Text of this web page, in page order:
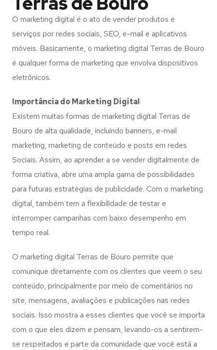
O marketing digital é o ato de vender produtos e
serviços por redes sociais, SEO, e-mail e aplicativos
móveis. Basicamente, o marketing digital Terras de Bouro
é qualquer forma de marketing que envolva dispositivos
eletrônicos.
Importância do Marketing Digital
Existem muitas formas de marketing digital Terras de
Bouro de alta qualidade, incluindo banners, e-mail
marketing, marketing de conteúdo e posts em redes
Sociais. Assim, ao aprender a se vender digitalmente de
forma criativa, abre uma ampla gama de possibilidades
para futuras estratégias de publicidade. Com o marketing
digital, também tem a flexibilidade de testar e
interromper campanhas com baixo desempenho em
tempo real.
O marketing digital Terras de Bouro permite que
comunique diretamente com os clientes que veem o seu
conteúdo, principalmente por meio de comentários no
site, mensagens, avaliações e publicações nas redes
sociais. Isso mostra a esses clientes que você se importa
com o que eles dizem e pensam, levando-os a sentirem-
se respeitados e parte da comunidade que você está a